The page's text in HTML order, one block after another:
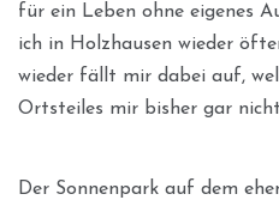
für ein Leben ohne eigenes
ich in Holzhausen wieder
wieder fällt mir dabei auf,
Ortsteiles mir bisher gar
Der Sonnenpark auf dem